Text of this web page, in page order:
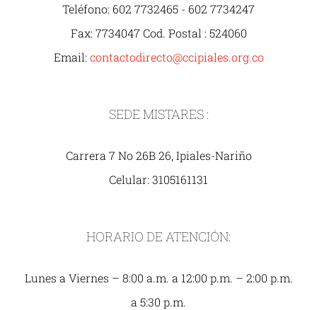
Teléfono: 602 7732465 - 602 7734247
Fax: 7734047 Cod. Postal : 524060
Email: contactodirecto@ccipiales.org.co
SEDE MISTARES :
Carrera 7 No 26B 26, Ipiales-Nariño
Celular: 3105161131
HORARIO DE ATENCIÓN:
Lunes a Viernes – 8:00 a.m. a 12:00 p.m. – 2:00 p.m.
a 5:30 p.m.